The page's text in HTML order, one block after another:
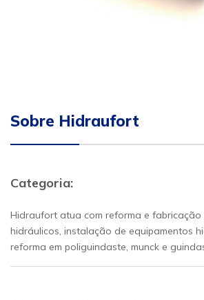
Sobre Hidraufort
Categoria:
Hidraufort atua com reforma e fabricação
hidráulicos, instalação de equipamentos
reforma em poliguindaste, munck e